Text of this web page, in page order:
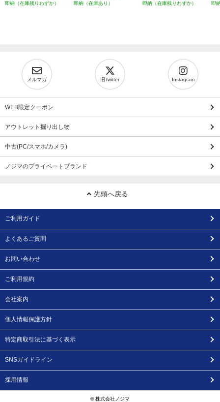
即納（在庫残りわずか）
即納（在庫あり）
即納（在庫残りわずか）
即
メルマガ 旧Twitter Instagram
WEB限定クーポン
アウトレット掘り出し物
中古(PC/スマホ/カメラ)
ノジマのプライベートブランド
先頭へ戻る
ご利用ガイド
よくあるご質問
お問い合わせ
ご利用規約
会社案内
個人情報保護方針
特定商取引法に基づく表示
SNSガイドライン
採用情報
© 株式会社ノジマ